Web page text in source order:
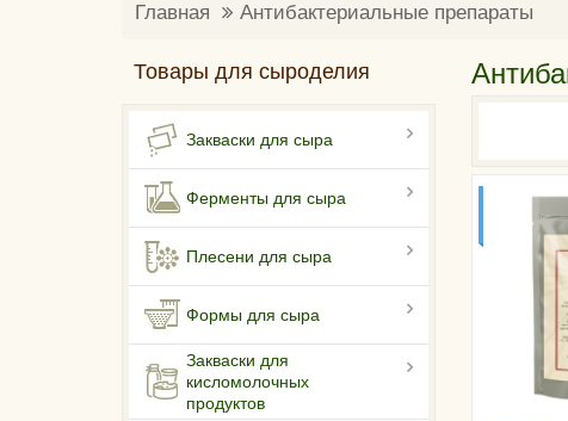
Главная Антибактериальные препараты
Товары для сыроделия
Закваски для сыра
Ферменты для сыра
Плесени для сыра
Формы для сыра
Закваски для
кисломолочных
продуктов
НА 100-
ЛИТРОВ
МОЛОКА